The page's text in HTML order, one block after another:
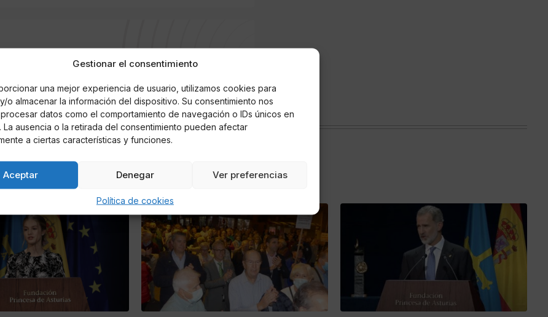
Gestionar el consentimiento
una mejor experiencia de usuario, utilizamos cookies para
o almacenar la información del dispositivo. Su consentimiento nos
datos como el comportamiento de navegación o IDs únicos en
La ausencia o la retirada del consentimiento pueden afectar
a ciertas características y funciones.
Aceptar Denegar Ver preferencias
Política de cookies